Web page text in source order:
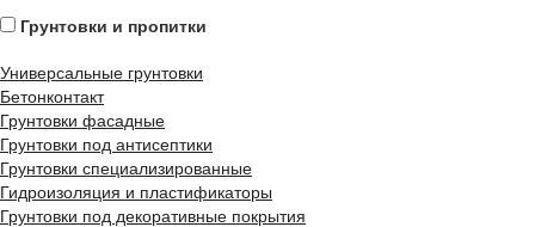
Грунтовки и пропитки
Универсальные грунтовки
Бетонконтакт
Грунтовки фасадные
Грунтовки под антисептики
Грунтовки специализированные
Гидроизоляция и пластификаторы
Грунтовки под декоративные покрытия